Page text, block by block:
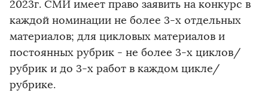
2023г. СМИ имеет право заявить на конкурс в
каждой номинации не более 3-х отдельных
материалов; для цикловых материалов и
постоянных рубрик - не более 3-х циклов/
рубрик и до 3-х работ в каждом цикле/
рубрике.